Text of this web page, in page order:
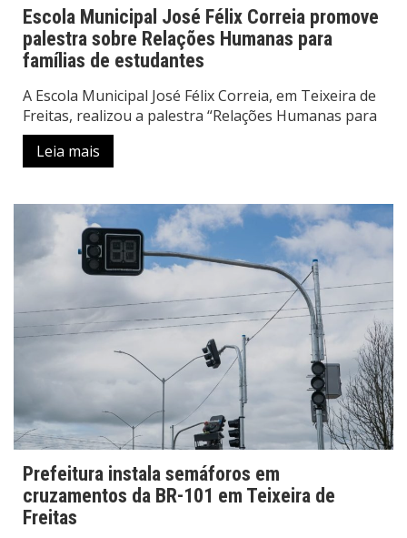
Escola Municipal José Félix Correia promove
palestra sobre Relações Humanas para
famílias de estudantes
A Escola Municipal José Félix Correia, em Teixeira de
Freitas, realizou a palestra “Relações Humanas para
Leia mais
Prefeitura instala semáforos em
cruzamentos da BR-101 em Teixeira de
Freitas